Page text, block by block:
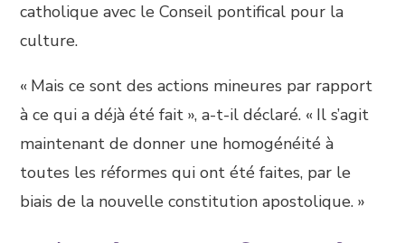
catholique avec le Conseil pontifical pour la
culture.
« Mais ce sont des actions mineures par rapport
à ce qui a déjà été fait », a-t-il déclaré. « Il s’agit
maintenant de donner une homogénéité à
toutes les réformes qui ont été faites, par le
biais de la nouvelle constitution apostolique. »